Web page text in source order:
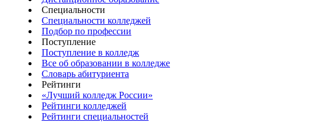
Специальности
Специальности колледжей
Подбор по профессии
Поступление
Поступление в колледж
Все об образовании в колледже
Словарь абитуриента
Рейтинги
«Лучший колледж России»
Рейтинги колледжей
Рейтинги специальностей